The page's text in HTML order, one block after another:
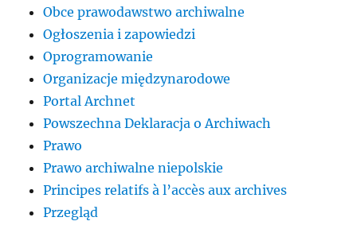
Obce prawodawstwo archiwalne
Ogłoszenia i zapowiedzi
Oprogramowanie
Organizacje międzynarodowe
Portal Archnet
Powszechna Deklaracja o Archiwach
Prawo
Prawo archiwalne niepolskie
Principes relatifs à l’accès aux archives
Przegląd